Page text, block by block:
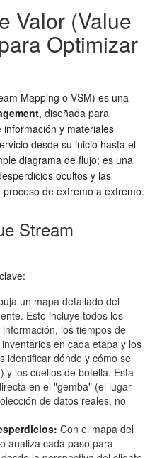
Valor (Value
Optimizar
Mapping o VSM) es una
, diseñada para
y materiales
desde su inicio hasta el
diagrama de flujo; es una
ocultos y las
de extremo a extremo.
Stream
un mapa detallado del
Esto incluye todos los
los tiempos de
en cada etapa y los
identificar dónde y cómo se
y los cuellos de botella. Esta
en el "gemba" (el lugar
de datos reales, no
Con el mapa del
analiza cada paso para